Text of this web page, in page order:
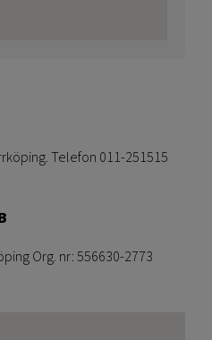
Telefon 011-251515
Org. nr: 556630-2773